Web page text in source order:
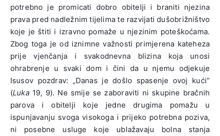
potrebno je promicati dobro obitelji i braniti njezina
prava pred nadležnim tijelima te razvijati dušobrižništvo
koje je štiti i izravno pomaže u njezinim poteškoćama.
Zbog toga je od iznimne važnosti primjerena kateheza
prije vjenčanja i svakodnevna blizina koja unosi
ohrabrenje u svaki dom i čini da u njemu odjekuje
Isusov pozdrav: „Danas je došlo spasenje ovoj kući“
(Luka19, 9). Ne smije se zaboraviti ni skupine bračnih
parova i obitelji koje jedne drugima pomažu u
ispunjavanju svoga visokoga i prijeko potrebna poziva,
ni posebne usluge koje ublažavaju bolna stanja